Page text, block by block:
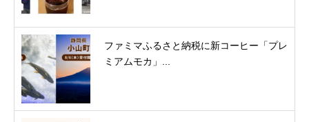
ファミマふるさと納税に新コーヒー「プレ
ミアムモカ」...